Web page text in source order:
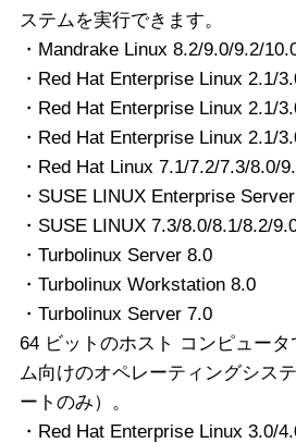
ステムを実行できます。
・Mandrake Linux 8.2/9.0/9.2/
・Red Hat Enterprise Linux 2.1/
・Red Hat Enterprise Linux 2.1/
・Red Hat Enterprise Linux 2.1/
・Red Hat Linux 7.1/7.2/7.3/8.0/
・SUSE LINUX Enterprise
・SUSE LINUX 7.3/8.0/8.1/8.2/
・Turbolinux Server 8.0
・Turbolinux Workstation 8.0
・Turbolinux Server 7.0
64 ビットのホスト コンピュー
ム向けのオペレーティングシス
ートのみ）。
・Red Hat Enterprise Linux 3.0/